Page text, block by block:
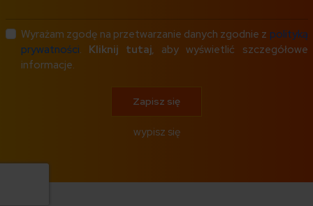
Wyrażam zgodę na przetwarzanie danych zgodnie z polityką
prywatności. Kliknij tutaj, aby wyświetlić szczegółowe
informacje.